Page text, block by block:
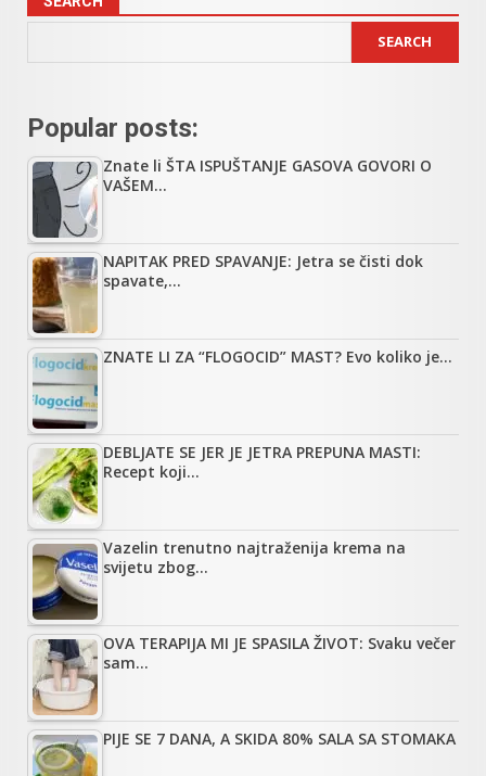
SEARCH
Popular posts:
Znate li ŠTA ISPUŠTANJE GASOVA GOVORI O
VAŠEM…
NAPITAK PRED SPAVANJE: Jetra se čisti dok
spavate,…
ZNATE LI ZA “FLOGOCID” MAST? Evo koliko je…
DEBLJATE SE JER JE JETRA PREPUNA MASTI:
Recept koji…
Vazelin trenutno najtraženija krema na
svijetu zbog…
OVA TERAPIJA MI JE SPASILA ŽIVOT: Svaku večer
sam…
PIJE SE 7 DANA, A SKIDA 80% SALA SA STOMAKA